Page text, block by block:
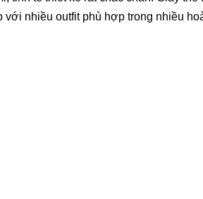
nhiều outfit phù hợp trong nhiều